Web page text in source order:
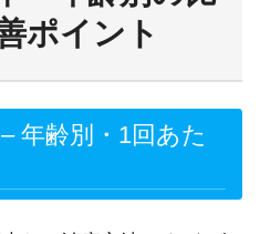
ポイント
年齢別・1回あた